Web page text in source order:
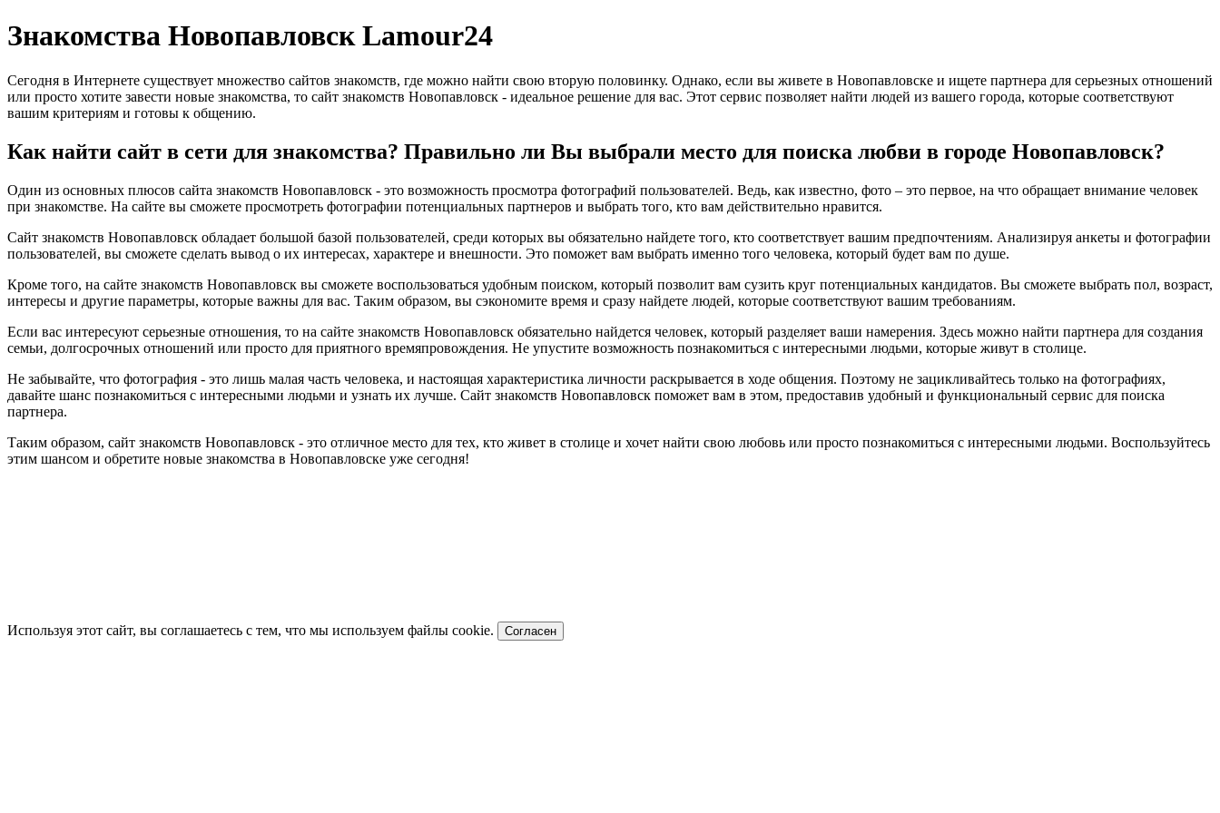
Знакомства Новопавловск Lamour24
Сегодня в Интернете существует множество сайтов знакомств, где можно найти свою вторую половинку. Однако, если вы живете в Новопавловске и ищете партнера для серьезных отношений
или просто хотите завести новые знакомства, то сайт знакомств Новопавловск - идеальное решение для вас. Этот сервис позволяет найти людей из вашего города, которые соответствуют
вашим критериям и готовы к общению.
Как найти сайт в сети для знакомства? Правильно ли Вы выбрали место для поиска любви в городе Новопавловск?
Один из основных плюсов сайта знакомств Новопавловск - это возможность просмотра фотографий пользователей. Ведь, как известно, фото – это первое, на что обращает внимание человек
при знакомстве. На сайте вы сможете просмотреть фотографии потенциальных партнеров и выбрать того, кто вам действительно нравится.
Сайт знакомств Новопавловск обладает большой базой пользователей, среди которых вы обязательно найдете того, кто соответствует вашим предпочтениям. Анализируя анкеты и фотографии
пользователей, вы сможете сделать вывод о их интересах, характере и внешности. Это поможет вам выбрать именно того человека, который будет вам по душе.
Кроме того, на сайте знакомств Новопавловск вы сможете воспользоваться удобным поиском, который позволит вам сузить круг потенциальных кандидатов. Вы сможете выбрать пол, возраст,
интересы и другие параметры, которые важны для вас. Таким образом, вы сэкономите время и сразу найдете людей, которые соответствуют вашим требованиям.
Если вас интересуют серьезные отношения, то на сайте знакомств Новопавловск обязательно найдется человек, который разделяет ваши намерения. Здесь можно найти партнера для создания
семьи, долгосрочных отношений или просто для приятного времяпровождения. Не упустите возможность познакомиться с интересными людьми, которые живут в столице.
Не забывайте, что фотография - это лишь малая часть человека, и настоящая характеристика личности раскрывается в ходе общения. Поэтому не зацикливайтесь только на фотографиях,
давайте шанс познакомиться с интересными людьми и узнать их лучше. Сайт знакомств Новопавловск поможет вам в этом, предоставив удобный и функциональный сервис для поиска
партнера.
Таким образом, сайт знакомств Новопавловск - это отличное место для тех, кто живет в столице и хочет найти свою любовь или просто познакомиться с интересными людьми. Воспользуйтесь
этим шансом и обретите новые знакомства в Новопавловске уже сегодня!
Используя этот сайт, вы соглашаетесь с тем, что мы используем файлы cookie. Согласен